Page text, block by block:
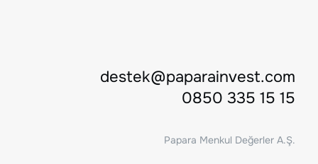
destek@paparainvest.com
0850 335 15 15
Papara Menkul Değerler A.Ş.